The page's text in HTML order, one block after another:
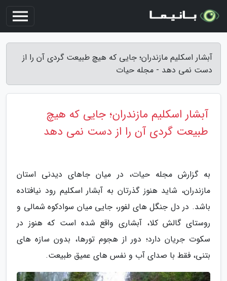
آبشار اسکلیم مازندران؛ جایی که هیچ طبیعت گردی آن را از
دست نمی دهد - مجله حیات
آبشار اسکلیم مازندران؛ جایی که هیچ
طبیعت گردی آن را از دست نمی دهد
به گزارش مجله حیات، در میان جاهای دیدنی استان
مازندران، شاید هنوز گذرتان به آبشار اسکلیم رود نیافتاده
باشد. در دل جنگل های لفور، جایی میان سوادکوه شمالی و
روستای گالش کلا، آبشاری واقع شده است که هنوز در
سکوت جریان دارد؛ دور از هجوم تورها، بدون سازه های
بتنی، فقط با صدای آب و نفس های عمیق طبیعت.